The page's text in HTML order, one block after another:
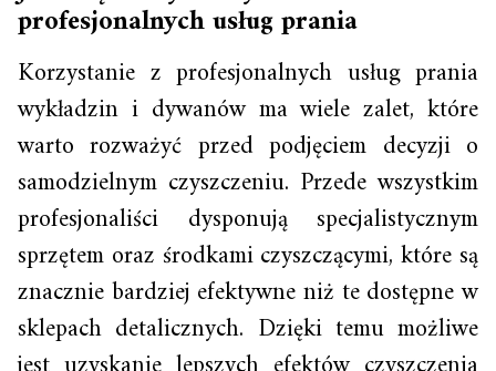
profesjonalnych usług prania
Korzystanie z profesjonalnych usług prania
wykładzin i dywanów ma wiele zalet, które
warto rozważyć przed podjęciem decyzji o
samodzielnym czyszczeniu. Przede wszystkim
profesjonaliści dysponują specjalistycznym
sprzętem oraz środkami czyszczącymi, które są
znacznie bardziej efektywne niż te dostępne w
sklepach detalicznych. Dzięki temu możliwe